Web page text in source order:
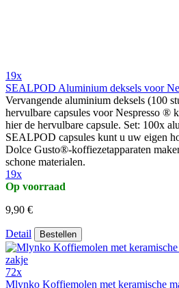
19x
SEALPOD Aluminium deksels voor
Vervangende aluminium deksels (100
hervulbare capsules voor Nespresso ®
hier de hervulbare capsule. Set: 100x
SEALPOD capsules kunt u uw eigen
Dolce Gusto®-koffiezetapparaten
schone materialen.
19x
Op voorraad
9,90 €
Detail Bestellen
72x
Mlynko Koffiemolen met keramische